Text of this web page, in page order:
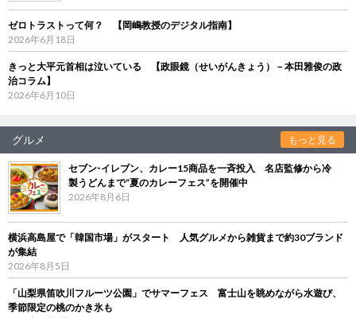
ゼロトラストって何？ 【岡嶋教授のデジタル指南】
2026年6月18日
きっと大平元首相は泣いている 【政眼鏡（せいがんきょう）－本田雅俊の政
治コラム】
2026年6月10日
グルメ もっと見る
セブン‐イレブン、カレー15商品を一斉投入 名店監修から冷
製うどんまで“夏のカレーフェス”を開催中
2026年8月6日
横浜高島屋で「韓国市場」がスタート 人気グルメから雑貨まで約30ブランド
が集結
2026年8月5日
「山梨県笛吹川フルーツ公園」でサマーフェス 富士山を眺めながら水遊び、
季節限定の桃のかき氷も